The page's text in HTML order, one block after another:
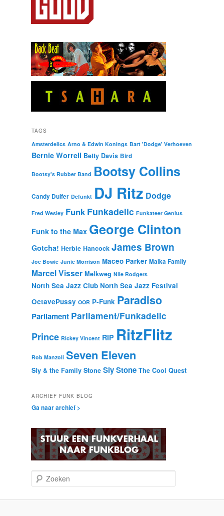
TAGS
Amsterdelics Arno & Edwin Konings Bart 'Dodge' Verhoeven
Bernie Worrell Betty Davis Bird
Bootsy's Rubber Band Bootsy Collins
Candy Dulfer Defunkt DJ Ritz Dodge
Fred Wesley Funk Funkadelic Funkateer Genius
Funk to the Max George Clinton
Gotcha! Herbie Hancock James Brown
Joe Bowie Junie Morrison Maceo Parker Malka Family
Marcel Visser Melkweg Nile Rodgers
North Sea Jazz Club North Sea Jazz Festival
OctavePussy OOR P-Funk Paradiso
Parliament Parliament/Funkadelic
Prince Rickey Vincent RIP RitzFlitz
Rob Manzoli Seven Eleven
Sly & the Family Stone Sly Stone The Cool Quest
ARCHIEF FUNK BLOG
Ga naar archief >
o